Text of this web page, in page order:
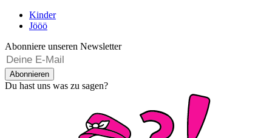
Kinder
Jööö
Abonniere unseren Newsletter
Abonnieren
Du hast uns was zu sagen?